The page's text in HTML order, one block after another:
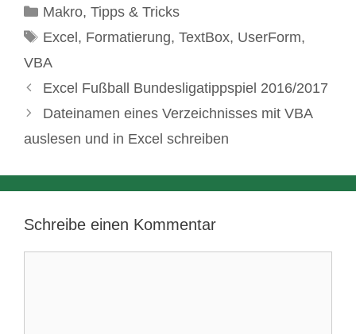
Kategorien
Makro, Tipps & Tricks
Schlagwörter
Excel , Formatierung, TextBox, UserForm,
VBA
Excel Fußball Bundesligatippspiel 2016/2017
Dateinamen eines Verzeichnisses mit VBA
auslesen und in Excel schreiben
Schreibe einen Kommentar